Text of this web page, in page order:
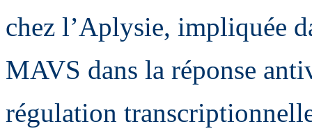
chez l’Aplysie, impliquée
MAVS dans la réponse
régulation